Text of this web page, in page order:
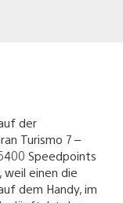
der
Turismo 7 –
Speedpoints
einen die
dem Handy, im